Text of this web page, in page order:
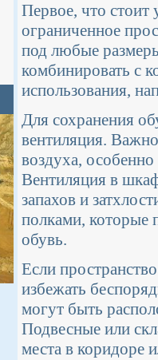
Первое, что стоит
ограниченное
под любые
комбинировать с
использования,
Для сохранения
вентиляция.
воздуха,
Вентиляция в
запахов и
полками, которые
обувь.
Если
избежать
могут быть
Подвесные или
места в коридоре